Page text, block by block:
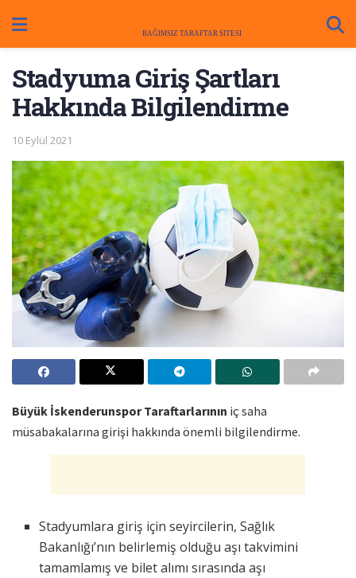
Stadyuma Giriş Şartları
Hakkında Bilgilendirme
10 Eylül 2021
Büyük İskenderunspor Taraftarlarının iç saha
müsabakalarına girişi hakkında önemli bilgilendirme.
Stadyumlara giriş için seyircilerin, Sağlık
Bakanlığı’nın belirlemiş olduğu aşı takvimini
tamamlamış ve bilet alımı sırasında aşı